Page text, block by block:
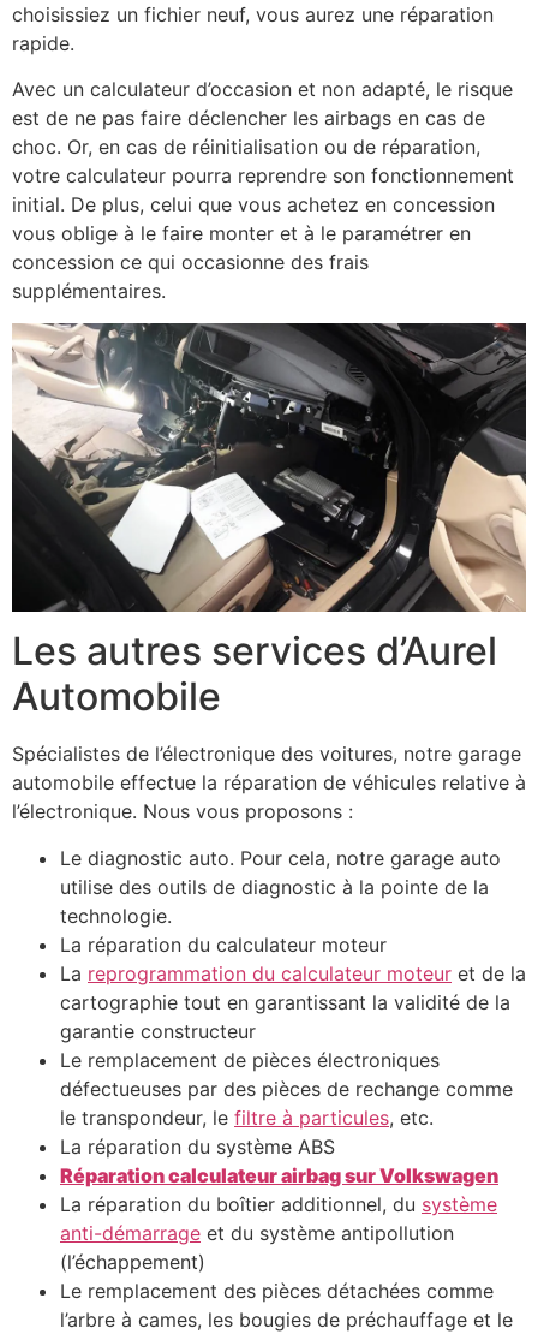
choisissiez un fichier neuf, vous aurez une réparation
rapide.
Avec un calculateur d’occasion et non adapté, le risque
est de ne pas faire déclencher les airbags en cas de
choc. Or, en cas de réinitialisation ou de réparation,
votre calculateur pourra reprendre son fonctionnement
initial. De plus, celui que vous achetez en concession
vous oblige à le faire monter et à le paramétrer en
concession ce qui occasionne des frais
supplémentaires.
Les autres services d’Aurel
Automobile
Spécialistes de l’électronique des voitures, notre garage
automobile effectue la réparation de véhicules relative à
l’électronique. Nous vous proposons :
Le diagnostic auto. Pour cela, notre garage auto
utilise des outils de diagnostic à la pointe de la
technologie.
La réparation du calculateur moteur
La reprogrammation du calculateur moteur et de la
cartographie tout en garantissant la validité de la
garantie constructeur
Le remplacement de pièces électroniques
défectueuses par des pièces de rechange comme
le transpondeur, le filtre à particules, etc.
La réparation du système ABS
Réparation calculateur airbag sur Volkswagen
La réparation du boîtier additionnel, du système
anti-démarrage et du système antipollution
(l’échappement)
Le remplacement des pièces détachées comme
l’arbre à cames, les bougies de préchauffage et le